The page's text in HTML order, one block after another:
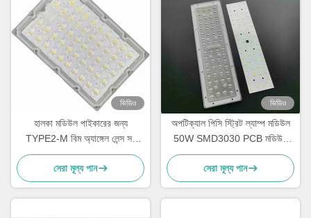
ভিডিও
হালকা মডিউল পাইকারের জন্য
TYPE2-M বিম অ্যাঙ্গেল লেন্স সহ
150W SMD 3030 LED PCB
বোর্ড
সেরা মূল্য পান
ভিডিও
অপটিক্যাল পিসি স্ট্রিট ল্যাম্প মডিউল
50W SMD3030 PCB মডিউল
স্ট্রিট লাইট অ্যারে লেন্স
সেরা মূল্য পান